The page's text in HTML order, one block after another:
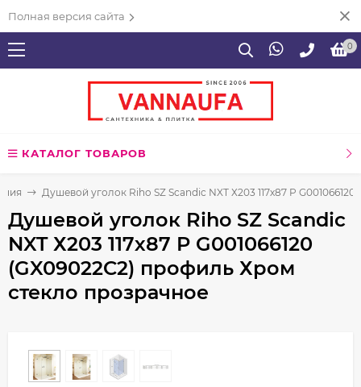
Полная версия сайта
0
КАТАЛОГ ТОВАРОВ
Душевой уголок Riho SZ Scandic NXT Х203 117х87 P
Душевой уголок Riho SZ Scandic
NXT Х203 117х87 P G001066120
(GX09022C2) профиль Хром
стекло прозрачное